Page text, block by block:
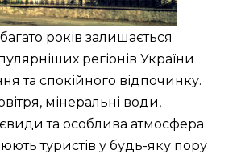
років залишається
регіонів України
та спокійного відпочинку.
мінеральні води,
та особлива атмосфера
туристів у будь-яку пору